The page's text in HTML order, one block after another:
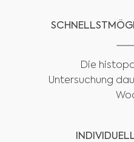
Die
Untersuchung